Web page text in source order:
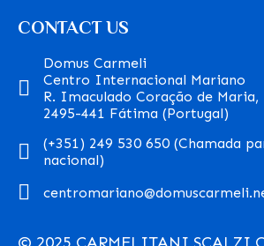
CONTACT US
Domus Carmeli
Centro Internacional Mariano
R. Imaculado Coração de Maria,
2495-441 Fátima (Portugal)
(+351) 249 530 650 (Chamada
nacional)